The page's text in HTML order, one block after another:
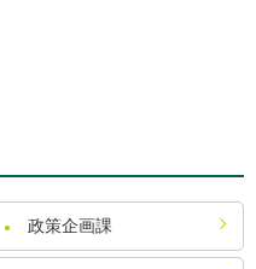
政策企画課